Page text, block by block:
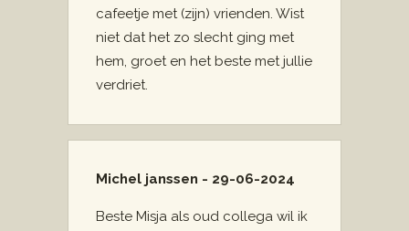
cafeetje met (zijn) vrienden. Wist
niet dat het zo slecht ging met
hem, groet en het beste met jullie
verdriet.
Michel janssen - 29-06-2024
Beste Misja als oud collega wil ik